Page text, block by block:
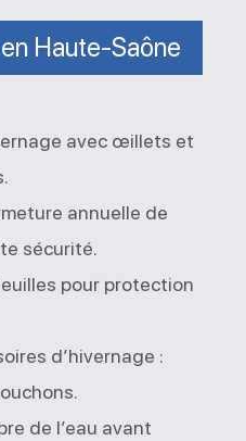
Haute-Saône
avec œillets et
annuelle de
sécurité.
pour protection
d’hivernage :
de l’eau avant